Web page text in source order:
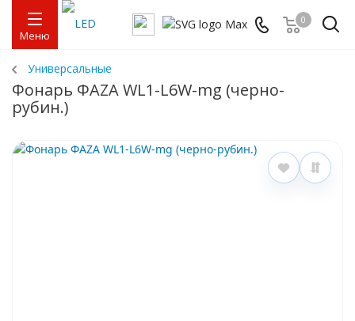
Меню
0
Универсальные
Фонарь ФАZА WL1-L6W-mg (черно-
рубин.)